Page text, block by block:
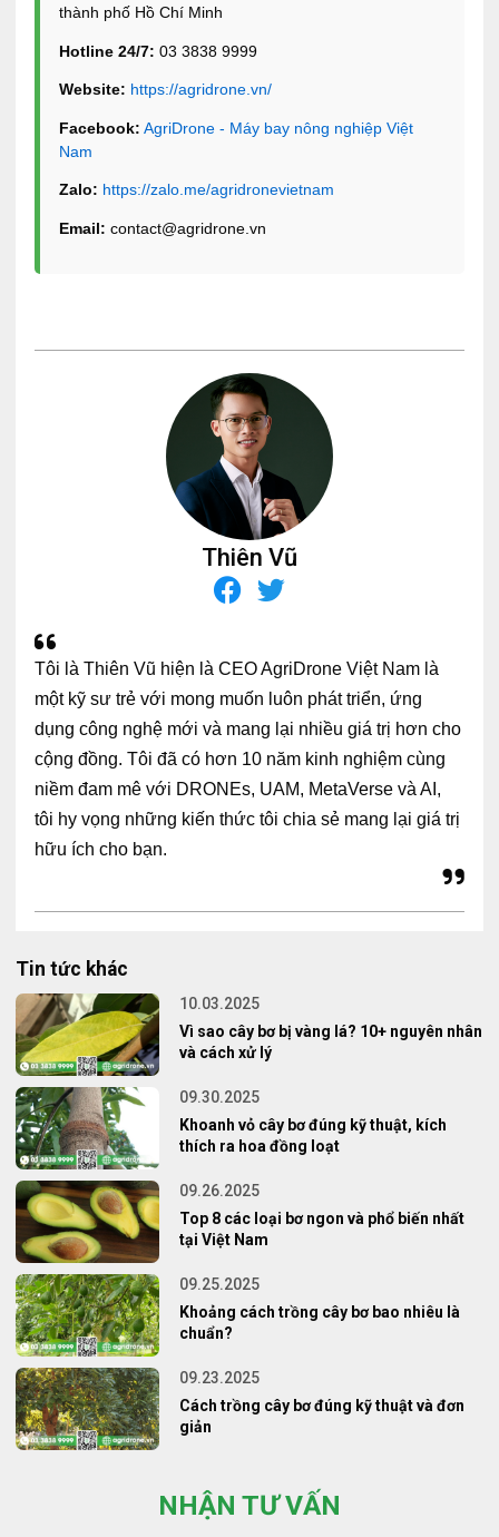
thành phố Hồ Chí Minh
Hotline 24/7: 03 3838 9999
Website: https://agridrone.vn/
Facebook: AgriDrone - Máy bay nông nghiệp Việt
Nam
Zalo: https://zalo.me/agridronevietnam
Email: contact@agridrone.vn
Thiên Vũ
Tôi là Thiên Vũ hiện là CEO AgriDrone Việt Nam là
một kỹ sư trẻ với mong muốn luôn phát triển, ứng
dụng công nghệ mới và mang lại nhiều giá trị hơn cho
cộng đồng. Tôi đã có hơn 10 năm kinh nghiệm cùng
niềm đam mê với DRONEs, UAM, MetaVerse và AI,
tôi hy vọng những kiến thức tôi chia sẻ mang lại giá trị
hữu ích cho bạn.
Tin tức khác
10.03.2025
Vì sao cây bơ bị vàng lá? 10+ nguyên nhân
và cách xử lý
09.30.2025
Khoanh vỏ cây bơ đúng kỹ thuật, kích
thích ra hoa đồng loạt
09.26.2025
Top 8 các loại bơ ngon và phổ biến nhất
tại Việt Nam
09.25.2025
Khoảng cách trồng cây bơ bao nhiêu là
chuẩn?
09.23.2025
Cách trồng cây bơ đúng kỹ thuật và đơn
giản
NHẬN TƯ VẤN